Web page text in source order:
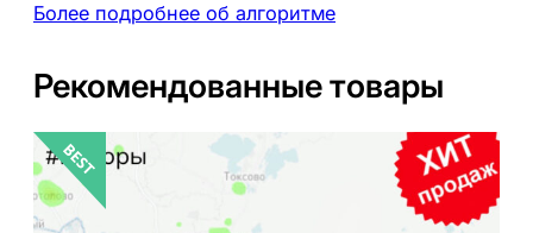
р
н
с
п
о
р
т
Более подробнее об алгоритме
Рекомендованные товары